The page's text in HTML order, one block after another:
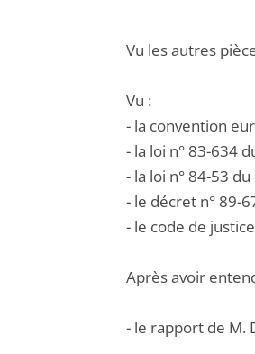
Vu les autres
Vu :
- la convention
- la loi n° 83-634
- la loi n° 84-53
- le décret n° 89-
- le code de
Après avoir
- le rapport de M.